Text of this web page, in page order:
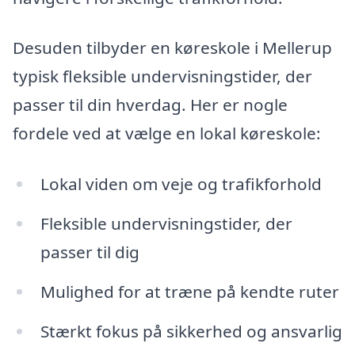
Desuden tilbyder en køreskole i Mellerup
typisk fleksible undervisningstider, der
passer til din hverdag. Her er nogle
fordele ved at vælge en lokal køreskole:
Lokal viden om veje og trafikforhold
Fleksible undervisningstider, der
passer til dig
Mulighed for at træne på kendte ruter
Stærkt fokus på sikkerhed og ansvarlig